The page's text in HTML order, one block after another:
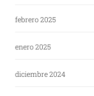
febrero 2025
enero 2025
diciembre 2024